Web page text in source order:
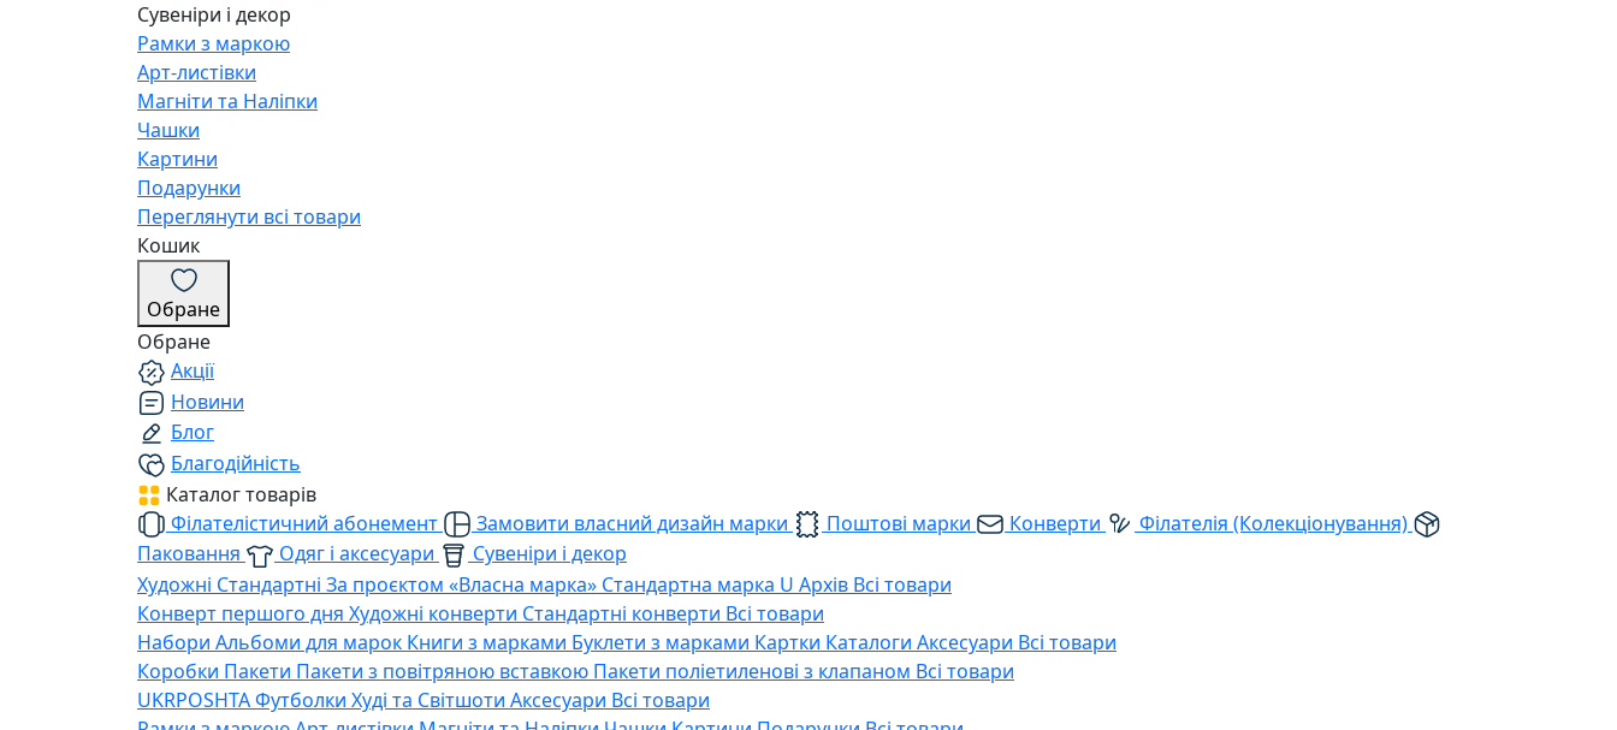
Сувеніри і декор
Рамки з маркою
Арт-листівки
Магніти та Наліпки
Чашки
Картини
Подарунки
Переглянути всі товари
Кошик
Обране
Обране
Акції
Новини
Блог
Благодійність
Каталог товарів
Філателістичний абонемент
Замовити власний дизайн марки Поштові марки Конверти
Філателія (Колекціонування)
Паковання
Одяг і аксесуари
Сувеніри і декор
Художні Стандартні За проєктом «Власна марка» Стандартна марка U Архів Всі товари
Конверт першого дня Художні конверти Стандартні конверти Всі товари
Набори Альбоми для марок Книги з марками Буклети з марками Картки Каталоги Аксесуари Всі товари
Коробки Пакети Пакети з повітряною вставкою Пакети поліетиленові з клапаном Всі товари
UKRPOSHTAФутболки Худі та Світшоти Аксесуари Всі товари